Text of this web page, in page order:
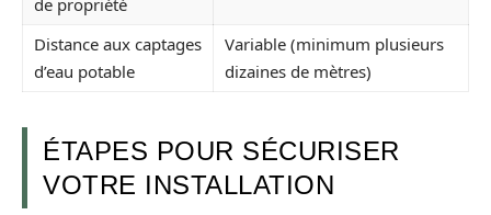
Distance aux captages
d’eau potable
Variable (minimum plusieurs
dizaines de mètres)
ÉTAPES POUR SÉCURISER
VOTRE INSTALLATION